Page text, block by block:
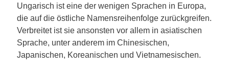
Ungarisch ist eine der wenigen Sprachen in Europa,
die auf die östliche Namensreihenfolge zurückgreifen.
Verbreitet ist sie ansonsten vor allem in asiatischen
Sprache, unter anderem im Chinesischen,
Japanischen, Koreanischen und Vietnamesischen.